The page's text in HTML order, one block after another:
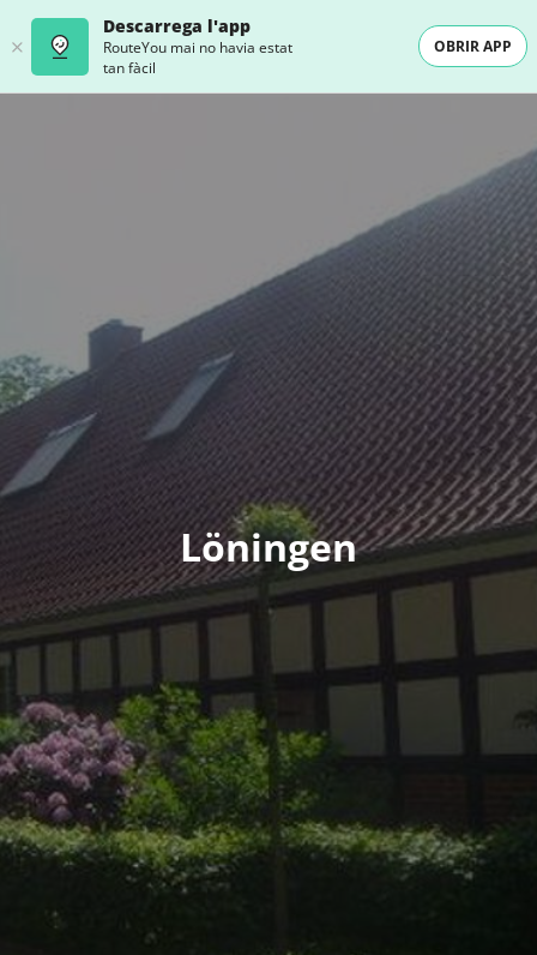
Descarrega l'app
RouteYou mai no havia estat
tan fàcil
OBRIR APP
Löningen